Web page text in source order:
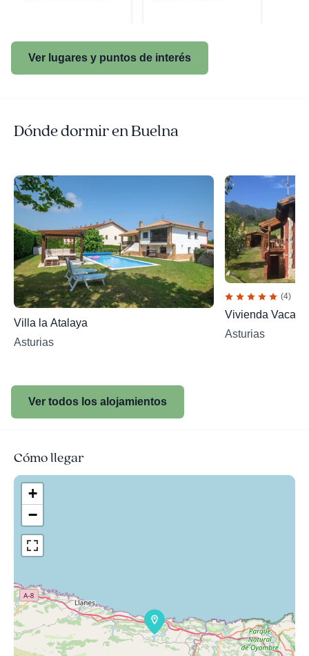
Ver lugares y puntos de interés
Dónde dormir en Buelna
Villa la Atalaya
Asturias
(4)
Vivienda
Asturias
Ver todos los alojamientos
Cómo llegar
+
−